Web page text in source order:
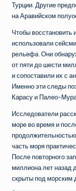
Турции. Другие
на Аравийском
Чтобы
использовали
рельефа. Они
от пяти до шести
и сопоставили их с
Именно эти следы
Карасу и Палео-
Исследователи
море во время и
часть моря
После повторного
миллиона лет назад
скрыты под морским